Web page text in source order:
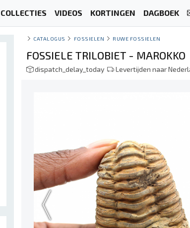
COLLECTIES VIDEOS KORTINGEN DAGBOEK
CATALOGUS FOSSIELEN RUWE FOSSIELEN
FOSSIELE TRILOBIET - MAROKKO
dispatch_delay_today Levertijden naar